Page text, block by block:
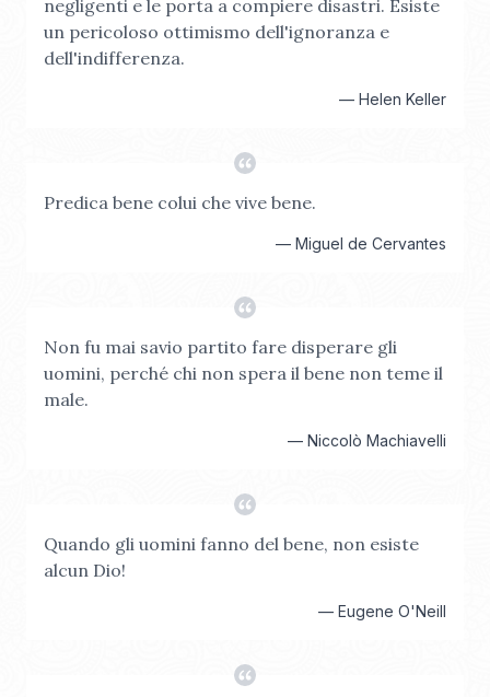
negligenti e le porta a compiere disastri. Esiste
un pericoloso ottimismo dell'ignoranza e
dell'indifferenza.
— Helen Keller
Predica bene colui che vive bene.
— Miguel de Cervantes
Non fu mai savio partito fare disperare gli
uomini, perché chi non spera il bene non teme il
male.
— Niccolò Machiavelli
Quando gli uomini fanno del bene, non esiste
alcun Dio!
— Eugene O'Neill